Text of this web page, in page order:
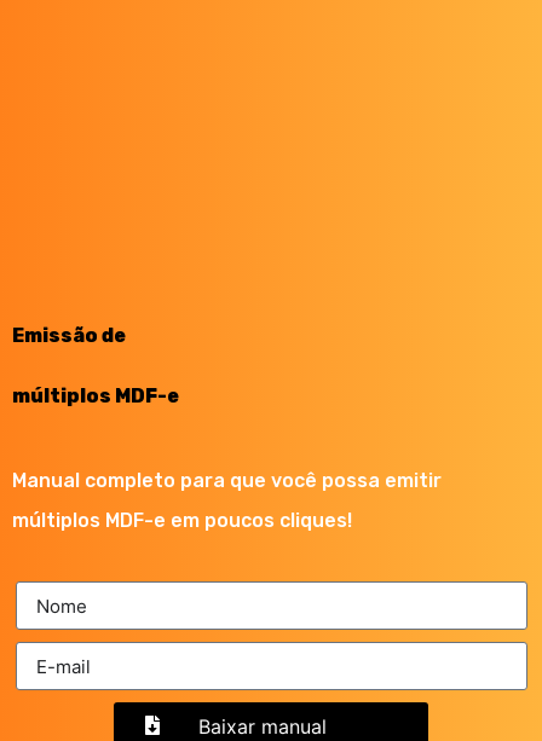
Emissão de
múltiplos MDF-e
Manual completo para que você possa emitir
múltiplos MDF-e em poucos cliques!
Baixar manual